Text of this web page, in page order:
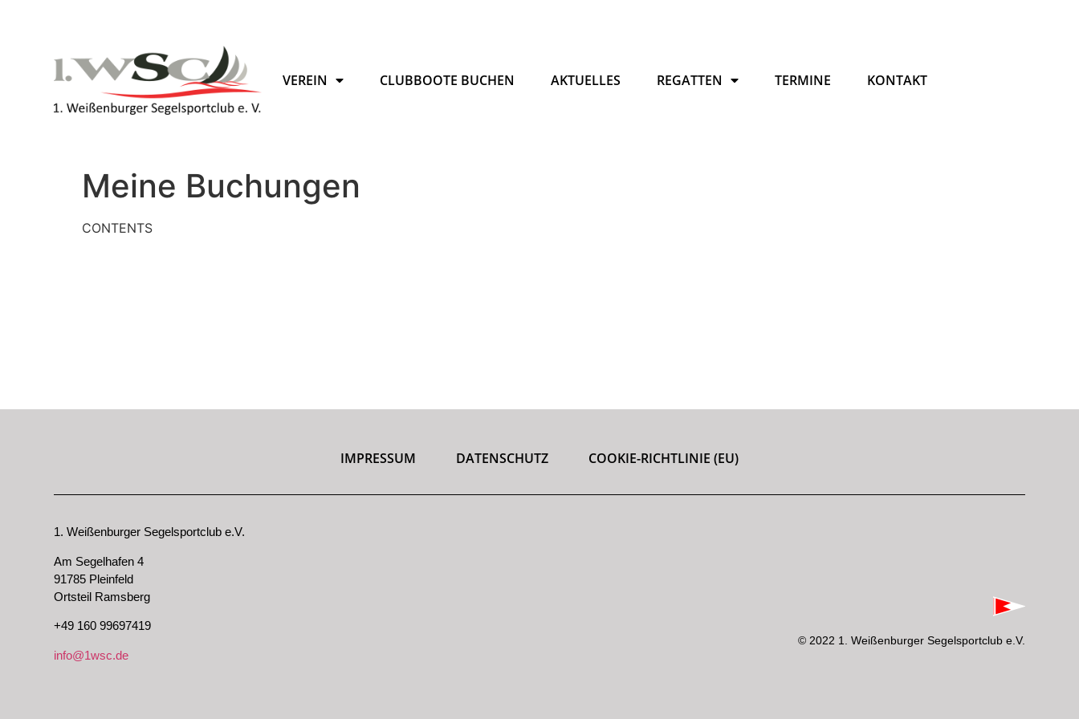
VEREIN CLUBBOOTE BUCHEN AKTUELLES REGATTEN TERMINE KONTAKT
Meine Buchungen
CONTENTS
IMPRESSUM DATENSCHUTZ COOKIE-RICHTLINIE (EU)
1. Weißenburger Segelsportclub e.V.
Am Segelhafen 4
91785 Pleinfeld
Ortsteil Ramsberg
+49 160 99697419
info@1wsc.de
© 2022 1. Weißenburger Segelsportclub e.V.